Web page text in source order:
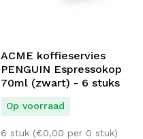
ACME koffieservies
PENGUIN Espressokop
70ml (zwart) - 6 stuks
Op voorraad
6 stuk (€0,00 per 0 stuk)